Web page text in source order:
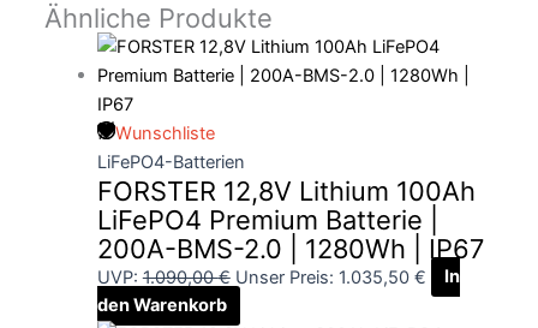
Ähnliche Produkte
Wunschliste
LiFePO4-Batterien
FORSTER 12,8V Lithium 100Ah
LiFePO4 Premium Batterie |
200A-BMS-2.0 | 1280Wh | IP67
UVP: 1.090,00€ Unser Preis: 1.035,50 €
In
den Warenkorb